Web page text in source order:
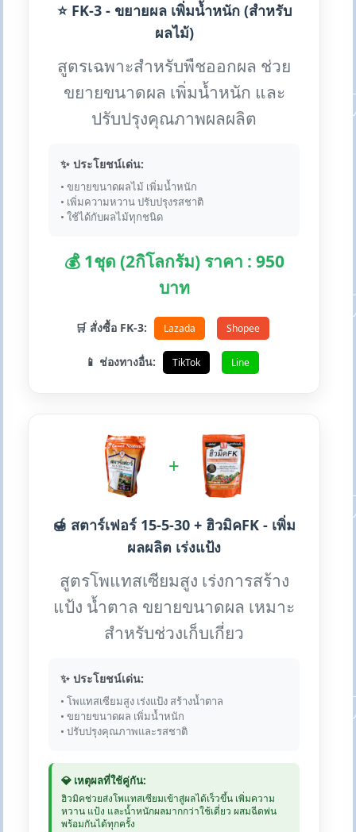
⭐ FK-3 - ขยายผล เพิ่มน้ำหนัก (สำหรับ
ผลไม้)
สูตรเฉพาะสำหรับพืชออกผล ช่วย
ขยายขนาดผล เพิ่มน้ำหนัก และ
ปรับปรุงคุณภาพผลผลิต
✨ ประโยชน์เด่น:
• ขยายขนาดผลไม้ เพิ่มน้ำหนัก
• เพิ่มความหวาน ปรับปรุงรสชาติ
• ใช้ได้กับผลไม้ทุกชนิด
💰 1ชุด (2กิโลกรัม) ราคา : 950
บาท
🛒 สั่งซื้อ FK-3: Lazada Shopee
📱 ช่องทางอื่น: TikTok Line
+
🍯 สตาร์เฟอร์ 15-5-30 + ฮิวมิคFK - เพิ่ม
ผลผลิต เร่งแป้ง
สูตรโพแทสเซียมสูง เร่งการสร้าง
แป้ง น้ำตาล ขยายขนาดผล เหมาะ
สำหรับช่วงเก็บเกี่ยว
✨ ประโยชน์เด่น:
• โพแทสเซียมสูง เร่งแป้ง สร้างน้ำตาล
• ขยายขนาดผล เพิ่มน้ำหนัก
• ปรับปรุงคุณภาพและรสชาติ
💎 เหตุผลที่ใช้คู่กัน:
ฮิวมิคช่วยส่งโพแทสเซียมเข้าสู่ผลได้เร็วขึ้น เพิ่มความ
หวาน แป้ง และน้ำหนักผลมากกว่าใช้เดี่ยว ผสมฉีดพ่น
พร้อมกันได้ทุกครั้ง